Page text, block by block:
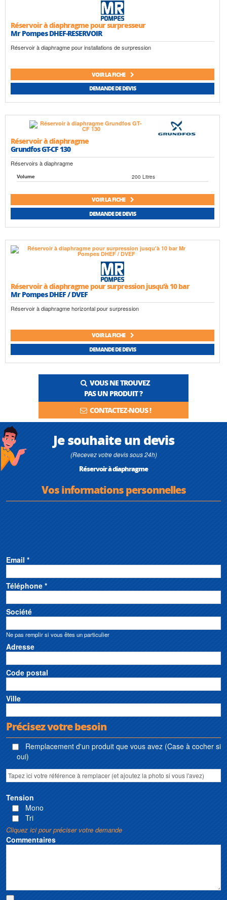
Réservoir à diaphragme pour surpresseur
Mr Pompes DHEF-RESERVOIR
Réservoir à diaphragme pour installations de surpression
VOIR LA FICHE
DEMANDE DE DEVIS
Réservoir à diaphragme
Grundfos GT-CF 130
Réservoirs à diaphragme
Volume 200 Litres
VOIR LA FICHE
DEMANDE DE DEVIS
Réservoir à diaphragme pour surpression jusqu'à 10 bar
Mr Pompes DHEF / DVEF
Réservoir à diaphragme horizontal pour surpression
VOIR LA FICHE
DEMANDE DE DEVIS
VOUS NE TROUVEZ
PAS UN PRODUIT ?
CONTACTEZ-NOUS !
Je souhaite un devis
(Recevez votre devis sous 24h)
Réservoir à diaphragme
Vos informations personnelles
Email *
Téléphone *
Société
Ne pas remplir si vous êtes un particulier
Adresse
Code postal
Ville
Précisez votre besoin
Remplacement d'un produit que vous avez (Case à cocher si
oui)
Tension
Mono
Tri
Cliquez ici pour préciser votre demande
Commentaires